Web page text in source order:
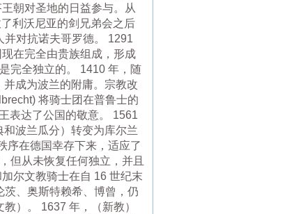
朝对圣地的日益参与。从
利沃尼亚的剑兄弟会之后
对抗诺夫哥罗德。 1291
在完全由贵族组成，形成
完全独立的。 1410 年，随
成为波兰的附庸。宗教改
将骑士团在普鲁士的
表达了公国的敬意。 1561
和波兰瓜分）转变为库尔兰
序在德国幸存下来，适应了
但从未恢复任何独立，并且
尔文教骑士在自 16 世纪末
、奥斯特赖希、博曾，仍
）。 1637 年，（新教）